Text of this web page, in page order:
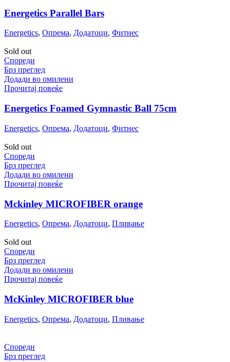
Energetics Parallel Bars
Energetics, Опрема, Додатоци, Фитнес
Sold out
Спореди
Брз преглед
Додади во омилени
Прочитај повеќе
Energetics Foamed Gymnastic Ball 75cm
Energetics, Опрема, Додатоци, Фитнес
Sold out
Спореди
Брз преглед
Додади во омилени
Прочитај повеќе
Mckinley MICROFIBER orange
Energetics, Опрема, Додатоци, Пливање
Sold out
Спореди
Брз преглед
Додади во омилени
Прочитај повеќе
McKinley MICROFIBER blue
Energetics, Опрема, Додатоци, Пливање
Спореди
Брз преглед